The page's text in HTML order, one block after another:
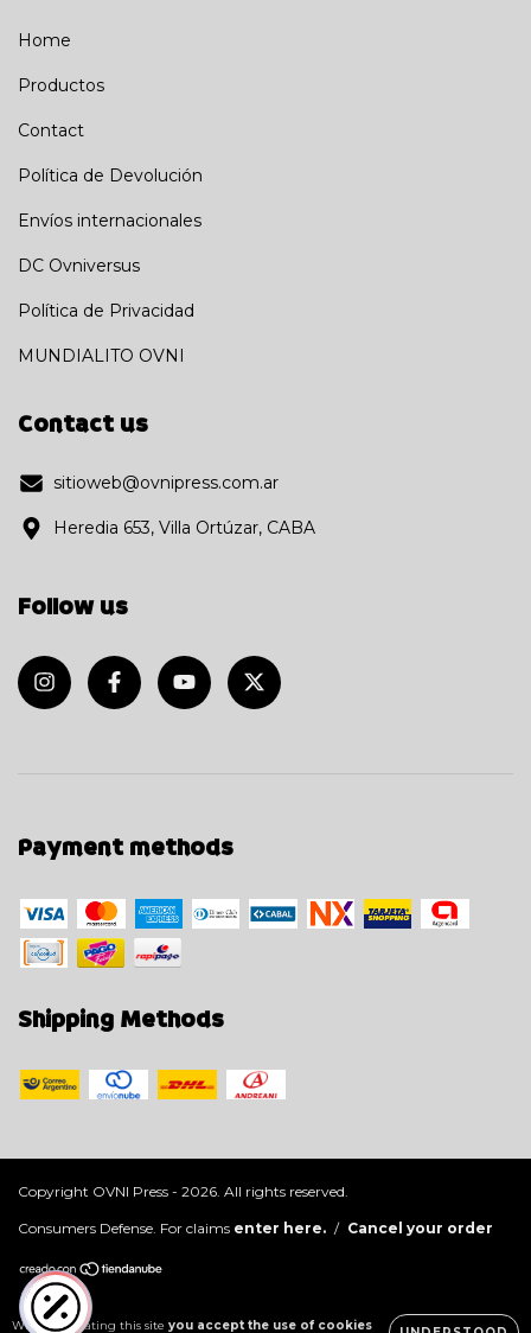
While navigating this site you accept the use of cookies
Home
Productos
Contact
Política de Devolución
Envíos internacionales
DC Ovniversus
Política de Privacidad
MUNDIALITO OVNI
Contact us
sitioweb@ovnipress.com.ar
Heredia 653, Villa Ortúzar, CABA
Follow us
Payment methods
Shipping Methods
Copyright OVNI Press - 2026. All rights reserved.
Consumers Defense. For claims enter here. / Cancel your order